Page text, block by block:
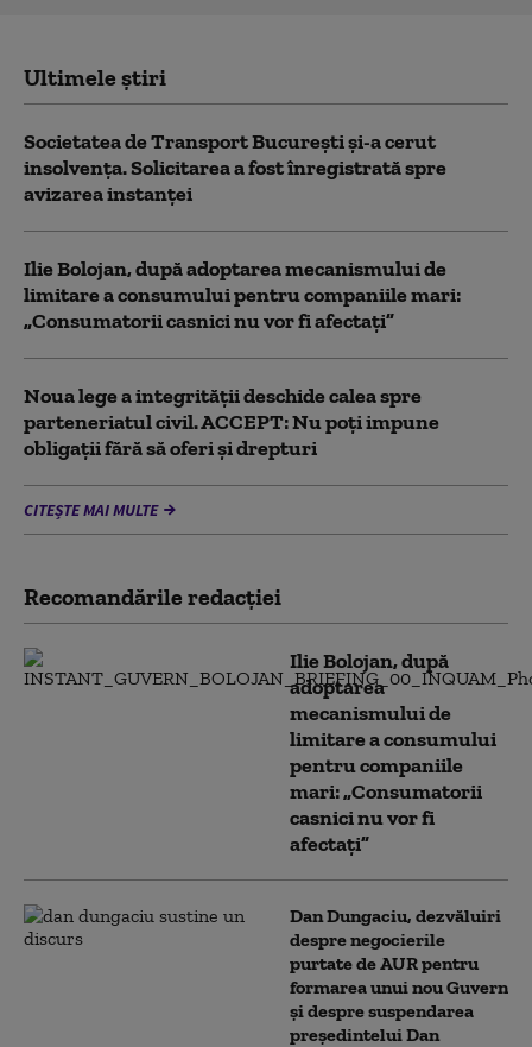
Ultimele știri
Societatea de Transport București și-a cerut
insolvența. Solicitarea a fost înregistrată spre
avizarea instanței
Ilie Bolojan, după adoptarea mecanismului de
limitare a consumului pentru companiile mari:
„Consumatorii casnici nu vor fi afectați”
Noua lege a integrității deschide calea spre
parteneriatul civil. ACCEPT: Nu poți impune
obligații fără să oferi și drepturi
CITEȘTE MAI MULTE
Recomandările redacţiei
Ilie Bolojan, după
adoptarea
mecanismului de
limitare a consumului
pentru companiile
mari: „Consumatorii
casnici nu vor fi
afectați”
Dan Dungaciu, dezvăluiri
despre negocierile
purtate de AUR pentru
formarea unui nou Guvern
și despre suspendarea
președintelui Dan